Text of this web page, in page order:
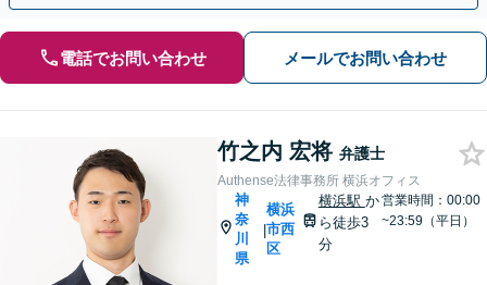
電話でお問い合わせ メールでお問い合わせ
竹之内 宏将 弁護士
Authense法律事務所 横浜オフィス
神
奈
川
県
|
横浜
市西
区
横浜駅 か
ら徒歩3
分
営業時間：00:00
~23:59（平日）